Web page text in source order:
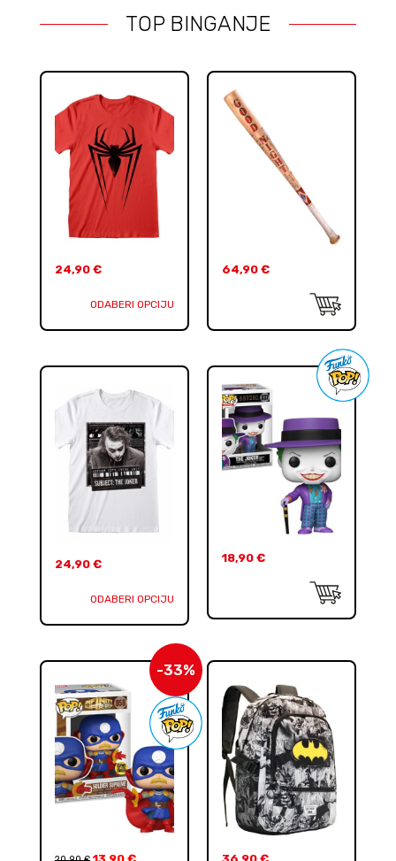
TOP BINGANJE
24,90 €
ODABERI OPCIJU
64,90 €
24,90 €
ODABERI OPCIJU
18,90 €
-33%